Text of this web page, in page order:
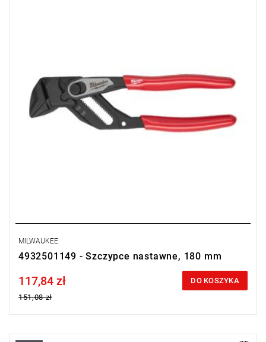
MILWAUKEE
4932501149 - Szczypce nastawne, 180 mm
Price tax included
117,84 zł
151,08 zł
DO KOSZYKA